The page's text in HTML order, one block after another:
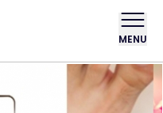
MENU